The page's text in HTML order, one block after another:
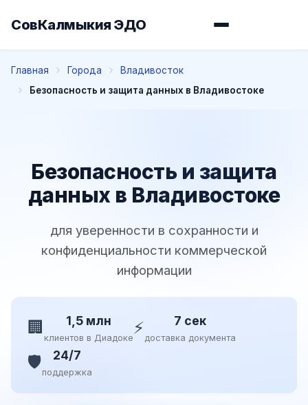
СовКалмыкия ЭДО
Главная Города
Владивосток
Безопасность и защита данных в Владивостоке
Безопасность и защита
данных в Владивостоке
для уверенности в сохранности и
конфиденциальности коммерческой
информации
🏢 1,5 млн
клиентов в Диадоке⚡ 7 сек
доставка документа
🛡️ 24/7
поддержка